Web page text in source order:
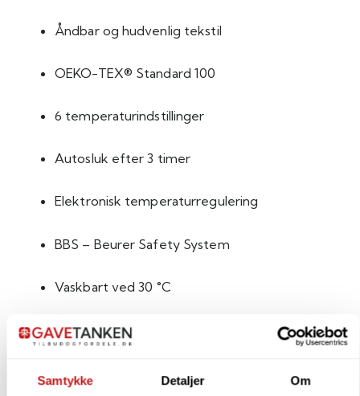
Samtykke Detaljer Om
Åndbar og hudvenlig tekstil
OEKO-TEX® Standard 100
6 temperaturindstillinger
Autosluk efter 3 timer
Elektronisk temperaturregulering
BBS – Beurer Safety System
Vaskbart ved 30 °C
Størrelse: 180 × 130 cm
3 års garanti